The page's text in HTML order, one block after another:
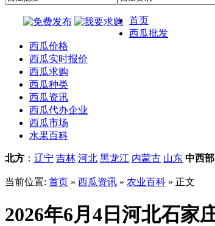
首页
西瓜批发
西瓜价格
西瓜实时报价
西瓜求购
西瓜种类
西瓜资讯
西瓜代办企业
西瓜市场
水果百科
北方 ： 辽宁 吉林 河北 黑龙江 内蒙古 山东 中西部
当前位置: 首页 » 西瓜资讯 » 农业百科 » 正文
2026年6月4日河北石家